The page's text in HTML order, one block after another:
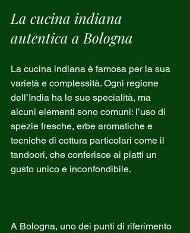
La cucina indiana
autentica a Bologna
La cucina indiana è famosa per la sua
varietà e complessità. Ogni regione
dell’India ha le sue specialità, ma
alcuni elementi sono comuni: l’uso di
spezie fresche, erbe aromatiche e
tecniche di cottura particolari come il
tandoori, che conferisce ai piatti un
gusto unico e inconfondibile.
A Bologna, uno dei punti di riferimento